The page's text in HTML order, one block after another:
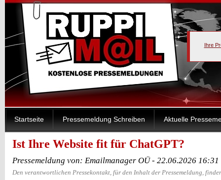
Ihre
Startseite Pressemeldung Schreiben Aktuelle
Ist Ihre Website fit für ChatGPT?
Pressemeldung von: Emailmanager OÜ - 22.06.2026
Den verantwortlichen Pressekontakt, für den Inhalt der Pressemeldung,